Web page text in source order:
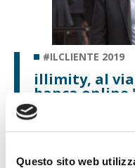
Questo sito web
#ILCLIENTE 2019
illimity, al via
banca online
design"
di Flavio Padovan e